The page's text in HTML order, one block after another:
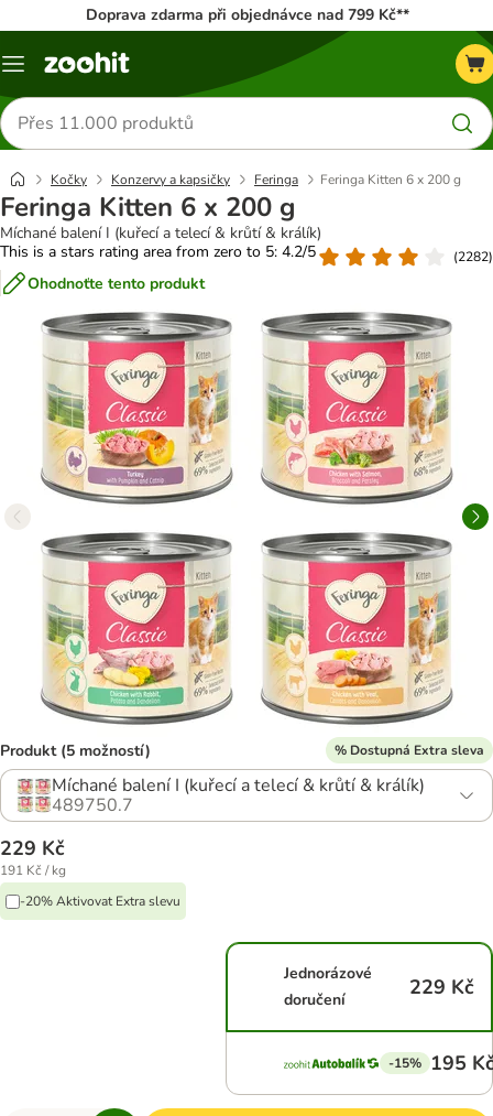
Doprava zdarma při objednávce nad 799 Kč**
Menu
Hledat
produkty
Kočky Konzervy a kapsičky Feringa Feringa Kitten 6 x 200 g
Feringa Kitten 6 x 200 g
Míchané balení I (kuřecí a telecí & krůtí & králík)
This is a stars rating area from zero to 5: 4.2/5
(2282)
Ohodnoťte tento produkt
Produkt (5 možností) % Dostupná Extra sleva
Míchané balení I (kuřecí a telecí & krůtí & králík)
489750.7
229 Kč
191 Kč / kg
-20% Aktivovat Extra slevu
Jednorázové
doručení
229 Kč
-15% 195